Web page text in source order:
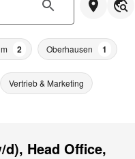
2 Oberhausen 1
Vertrieb & Marketing
Head Office,